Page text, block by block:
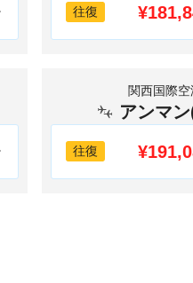
往復
関西国際空
アンマ
往復